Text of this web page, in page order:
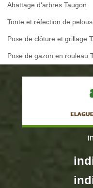
Abattage d'arbres Taugon
Tonte et réfection de
Pose de clôture et grillage
Pose de gazon en rouleau